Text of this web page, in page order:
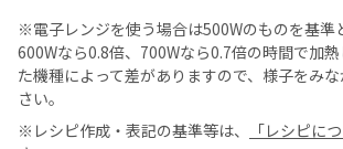
※電子レンジを使う場合は500Wのものを基準
600Wなら0.8倍、700Wなら0.7倍の時間で加
た機種によって差がありますので、様子をみ
さい。
※レシピ作成・表記の基準等は、
「レシピにつ